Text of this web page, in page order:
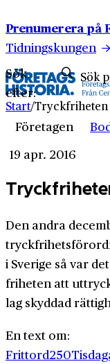
Prenumerera på
Tidningskungen
Sök
efter:
Start/Tryckfriheten
Företagen
19 apr. 2016
Den andra
i Sverige så var
friheten att
lag skyddad
En text om:
Frittord250